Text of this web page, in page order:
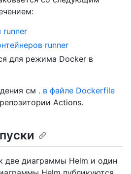
runner
для режима Docker в
см . в файле Dockerfile
Actions.
две диаграммы Helm и один